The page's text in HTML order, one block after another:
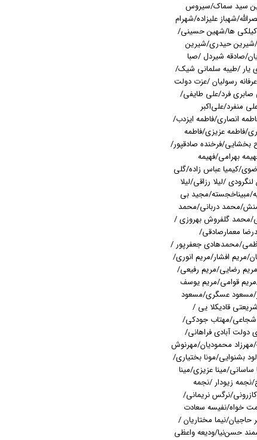
سید سماک/سیروس
شهباز علیزاده/شهرام
کیلکی ها/شهین حسینی/
شیرین حیدری/شیرین
صادقه شیردل /صبا
یار /طیبه سلمانی شیک/
رسولیان /عزت دولت
فرد/علی طایفی/
منفرد/علی‌اکبر
انصاری/فاطمه ایزدب/
فاطمه عزیزی/فاطمه
بخشایی/فرخنده صادقپور/
بهرامی/فهیمه
کیمیا عباس زاده/گلی
/لیلا رزاقی/لیلا
مبیناخجسته/مجید بی
محمد دربانی/محمد
محمد گلفروش بهروزی /
معمارصادقی/
محمدهادی جعفرپور /
مریم افشار/مریم انوری/
رضایی/مریم رفیعی/
قوامی/مریم یوسف
مسعود عسگری/مسعود
قادیکلا یی /
شجاعی/مهتاب جودکی/
دولت آبادی فراهانی/
محمودیان/مهرنوش
بشنوایی/مونا بختیاری/
ساسانی/مینا عزیزی/مینا
نجمه زیودار /نجمه
نرگس نریمانی/
خواه/نفیسه سعادت
حاجیان/نیما مختاریان /
حسن‌نیا/ودیعه واعظی